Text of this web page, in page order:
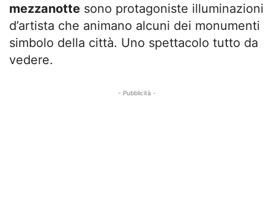
mezzanotte sono protagoniste illuminazioni
d’artista che animano alcuni dei monumenti
simbolo della città. Uno spettacolo tutto da
vedere.
- Pubblicità -